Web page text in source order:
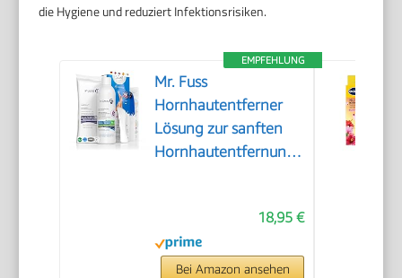
die Hygiene und reduziert Infektionsrisiken.
EMPFEHLUNG
Mr. Fuss
Hornhautentferner
Lösung zur sanften
Hornhautentfernung
Fußpflege Pediküre
Set ohne Schleifen
18,95 €
Bei Amazon ansehen